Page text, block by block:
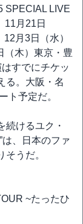
SPECIAL LIVE
11月21日
月3日（水）
（木）東京・豊
すでにチケッ
る。大阪・名
ト予定だ。
続けるユク・
は、日本のファ
うだ。
~たったひ